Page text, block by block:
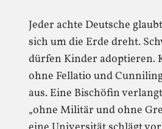
Jeder achte Deutsche
sich um die Erde dreht.
dürfen Kinder adoptieren.
ohne Fellatio und
aus. Eine Bischöfin
„ohne Militär und ohne